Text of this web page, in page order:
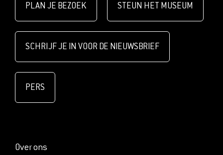
PLAN JE BEZOEK STEUN HET MUSEUM
SCHRIJF JE IN VOOR DE NIEUWSBRIEF
PERS
Over ons